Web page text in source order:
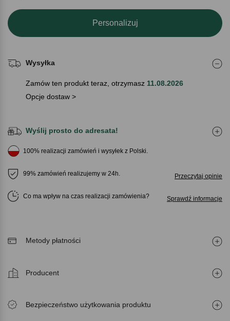
Personalizuj
Wysyłka
Zamów ten produkt teraz, otrzymasz 11.08.2026
Opcje dostaw >
Wyślij prosto do adresata!
100% realizacji zamówień i wysyłek z Polski.
99% zamówień realizujemy w 24h. Przeczytaj opinie
Co ma wpływ na czas realizacji zamówienia Sprawdź informacje
Metody płatności
Producent
Bezpieczeństwo użytkowania produktu